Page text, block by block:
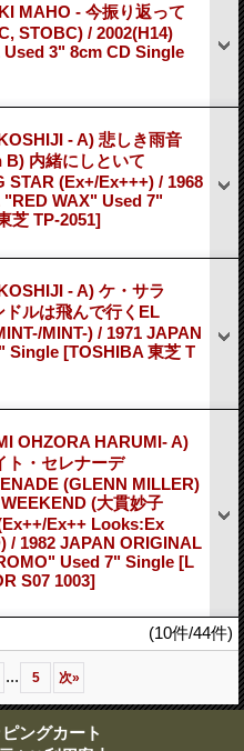
MAHO - 今振り返って
STOBC) / 2002(H14)
3" 8cm CD Single
- A) 悲しき雨音
内緒にしといて
STAR (Ex+/Ex+++) / 1968
WAX" Used 7"
芝 TP-2051]
- A) ケ・サラ
ルは飛んで行くEL
MINT-) / 1971 JAPAN
Single [TOSHIBA 東芝 T
OHZORA HARUMI- A)
ト・セレナーデ
(GLENN MILLER)
(大貫妙子
Ex++ Looks:Ex
/ 1982 JAPAN ORIGINAL
Used 7" Single [L
S07 1003]
(10件/44件)
... 5 次»
ングカート